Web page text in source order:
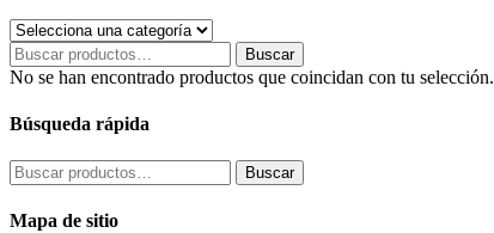
Buscar
por:
Buscar
No se han encontrado productos que coincidan con tu selección.
Búsqueda rápida
Buscar
por:
Buscar
Mapa de sitio